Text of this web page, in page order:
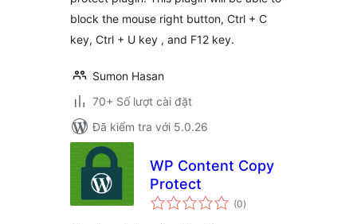
block the mouse right button, Ctrl + C
key, Ctrl + U key , and F12 key.
Sumon Hasan
70+ Số lượt cài đặt
Đã kiểm tra với 5.0.26
WP Content Copy
Protect
(0tổng
đánh
)